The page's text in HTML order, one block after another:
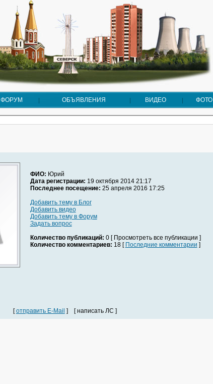
ФОРУМ ОБЪЯВЛЕНИЯ ВИДЕО ФОТО
ФИО: Юрий
Дата регистрации: 19 октября 2014 21:17
Последнее посещение: 25 апреля 2016 17:25
Добавить тему в Блог
Добавить видео
Добавить тему в Форум
Задать вопрос
Количество публикаций: 0 [ Просмотреть все публикации ]
Количество комментариев: 18 [ Последние комментарии ]
[отправить E-Mail ] [ написать ЛС ]